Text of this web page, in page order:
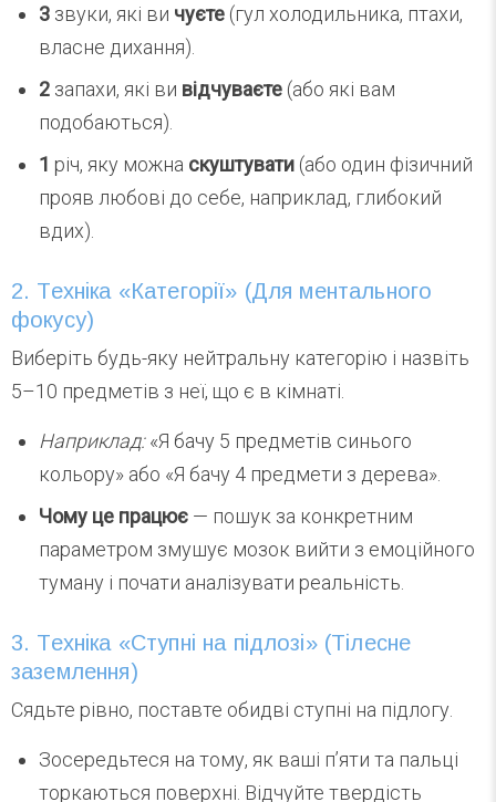
3 звуки, які ви чуєте (гул холодильника, птахи,
власне дихання).
2 запахи, які ви відчуваєте (або які вам
подобаються).
1 річ, яку можна скуштувати (або один фізичний
прояв любові до себе, наприклад, глибокий
вдих).
2. Техніка «Категорії» (Для ментального
фокусу)
Виберіть будь-яку нейтральну категорію і назвіть
5–10 предметів з неї, що є в кімнаті.
Наприклад:«Я бачу 5 предметів синього
кольору» або «Я бачу 4 предмети з дерева».
Чому це працює — пошук за конкретним
параметром змушує мозок вийти з емоційного
туману і почати аналізувати реальність.
3. Техніка «Ступні на підлозі» (Тілесне
заземлення)
Сядьте рівно, поставте обидві ступні на підлогу.
Зосередьтеся на тому, як ваші п’яти та пальці
торкаються поверхні. Відчуйте твердість